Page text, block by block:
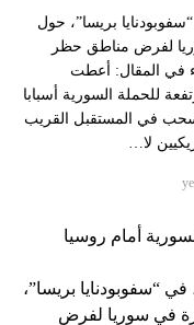
بريسا”، حول
لفرض مناطق حظر
في المقال: أعطت
للحملة السورية أسبابا
في المستقبل القريب
لا…
“سفوبودنايا بريسا”،
في سوريا لفرض